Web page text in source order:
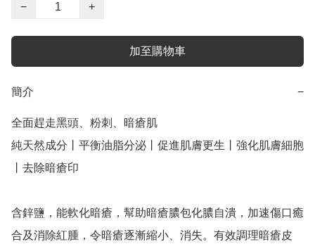
−
+
加至購物車
簡介 −
全面趕走黑頭、粉刺、暗瘡肌
純天然成分丨平衡油脂分泌丨促進肌膚更生丨強化肌膚細胞
丨去除暗瘡印
含鋅鹽，能軟化暗瘡，幫助暗瘡膿包化膿自潰，加速傷口癒
合及消除紅腫，令暗瘡逐漸縮小、消失。有效調理暗瘡皮